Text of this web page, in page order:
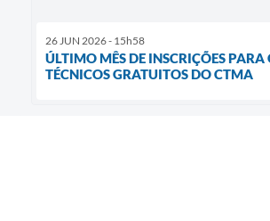
26 JUN 2026 - 15h58
ÚLTIMO MÊS DE INSCRIÇÕES PARA
TÉCNICOS GRATUITOS DO CTMA